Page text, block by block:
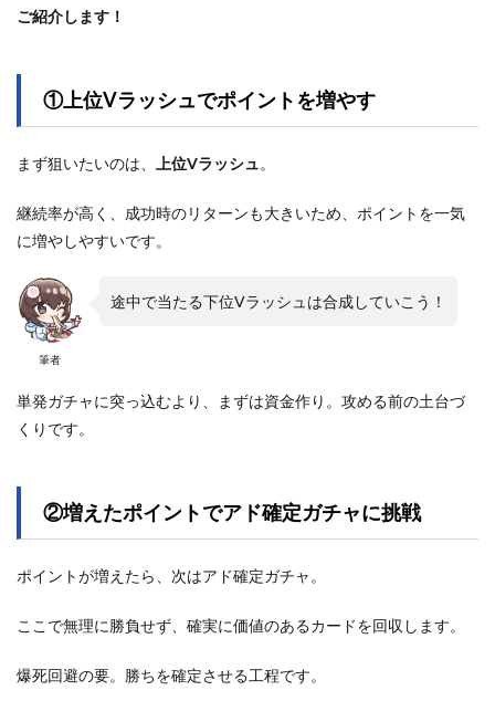
ご紹介します！
①上位Vラッシュでポイントを増やす
まず狙いたいのは、 上位Vラッシュ。
継続率が高く、成功時のリターンも大きいため、ポイントを一気
に増やしやすいです。
筆者
途中で当たる下位Vラッシュは合成していこう！
単発ガチャに突っ込むより、まずは資金作り。攻める前の土台づ
くりです。
②増えたポイントでアド確定ガチャに挑戦
ポイントが増えたら、次はアド確定ガチャ。
ここで無理に勝負せず、確実に価値のあるカードを回収します。
爆死回避の要。勝ちを確定させる工程です。